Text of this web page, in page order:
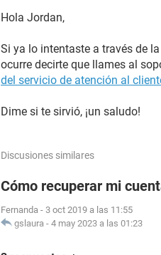
Hola Jordan,
Si ya lo intentaste a través de la
ocurre decirte que llames al
del servicio de atención al
Dime si te sirvió, ¡un saludo!
Discusiones similares
Cómo recuperar mi
Fernanda - 3 oct 2019 a las 11:55
gslaura - 4 may 2023 a las 01:23